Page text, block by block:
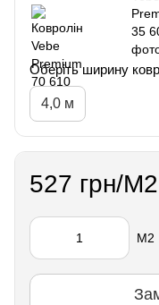
Оберіть ширину
4,0 м
527 грн/М2
М2